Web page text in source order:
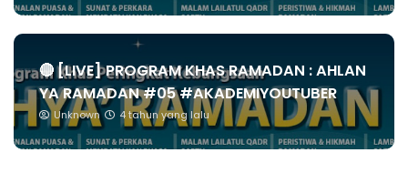
🔴 [LIVE] PROGRAM KHAS RAMADAN : AHLAN
YA RAMADAN #05 #AKADEMIYOUTUBER
Unknown 4 tahun yang lalu